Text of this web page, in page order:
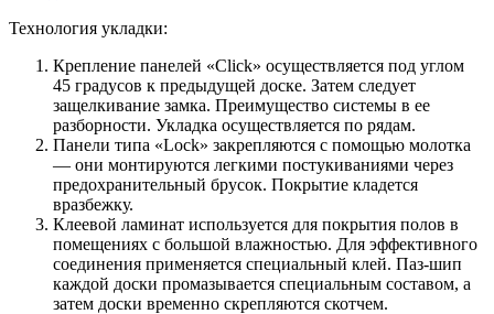
Технология укладки:
Крепление панелей «Click» осуществляется под углом
45 градусов к предыдущей доске. Затем следует
защелкивание замка. Преимущество системы в ее
разборности. Укладка осуществляется по рядам.
Панели типа «Lock» закрепляются с помощью молотка
— они монтируются легкими постукиваниями через
предохранительный брусок. Покрытие кладется
вразбежку.
Клеевой ламинат используется для покрытия полов в
помещениях с большой влажностью. Для эффективного
соединения применяется специальный клей. Паз-шип
каждой доски промазывается специальным составом, а
затем доски временно скрепляются скотчем.